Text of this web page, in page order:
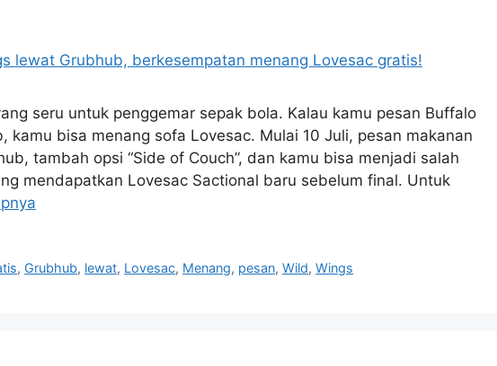
seru untuk penggemar sepak bola. Kalau kamu pesan Buffalo
kamu bisa menang sofa Lovesac. Mulai 10 Juli, pesan makanan
tambah opsi “Side of Couch”, dan kamu bisa menjadi salah
mendapatkan Lovesac Sactional baru sebelum final. Untuk
, Grubhub, lewat, Lovesac, Menang, pesan,Wild,Wings